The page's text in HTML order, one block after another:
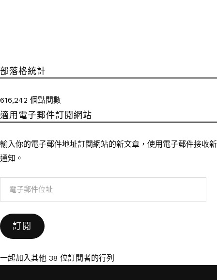
部落格統計
616,242 個點閱數
適用電子郵件訂閱網站
輸入你的電子郵件地址訂閱網站的新文章，使用電子郵件接收新
通知。
件
位
訂閱
一起加入其他 38 位訂閱者的行列